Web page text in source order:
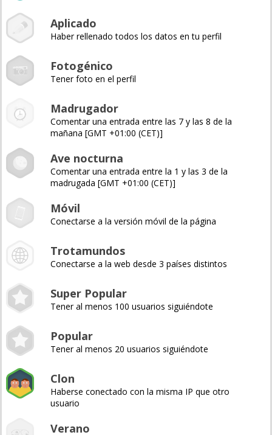
Aplicado
Haber rellenado todos los datos en tu perfil
Fotogénico
Tener foto en el perfil
Madrugador
Comentar una entrada entre las 7 y las 8 de la
mañana [GMT +01:00 (CET)]
Ave nocturna
Comentar una entrada entre la 1 y las 3 de la
madrugada [GMT +01:00 (CET)]
Móvil
Conectarse a la versión móvil de la página
Trotamundos
Conectarse a la web desde 3 países distintos
Super Popular
Tener al menos 100 usuarios siguiéndote
Popular
Tener al menos 20 usuarios siguiéndote
Clon
Haberse conectado con la misma IP que otro
usuario
Verano